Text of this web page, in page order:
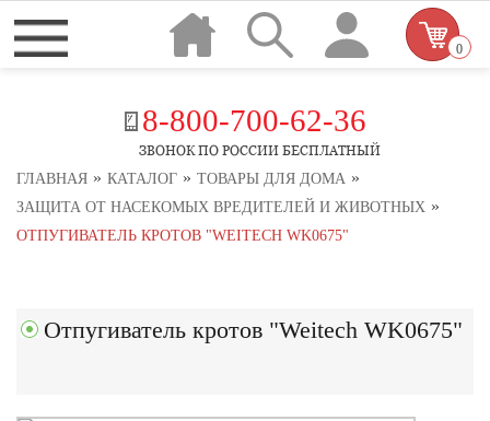
8-800-700-62-36
ЗВОНОК ПО РОССИИ БЕСПЛАТНЫЙ
0
ГЛАВНАЯ » КАТАЛОГ » ТОВАРЫ ДЛЯ ДОМА »
ЗАЩИТА ОТ НАСЕКОМЫХ ВРЕДИТЕЛЕЙ И ЖИВОТНЫХ »
ОТПУГИВАТЕЛЬ КРОТОВ "WEITECH WK0675"
Отпугиватель кротов "Weitech WK0675"